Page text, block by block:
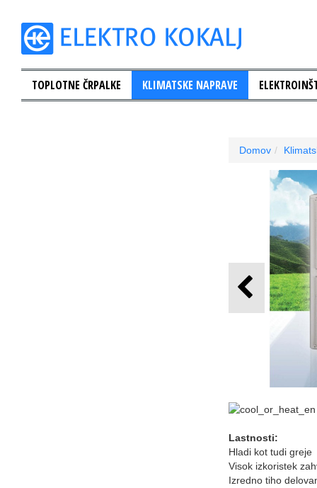
TOPLOTNE ČRPALKE KLIMATSKE NAPRAVE
Domov
Lastnosti:
Hladi kot tudi greje
Visok izkoristek
Izredno tiho